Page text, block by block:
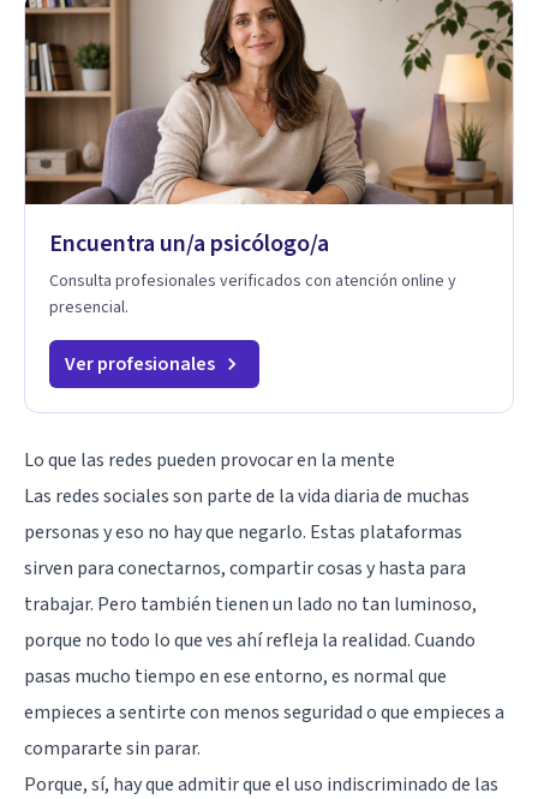
Encuentra un/a psicólogo/a
Consulta profesionales verificados con atención online y
presencial.
Ver profesionales
Lo que las redes pueden provocar en la mente
Las redes sociales son parte de la vida diaria de muchas
personas y eso no hay que negarlo. Estas plataformas
sirven para conectarnos, compartir cosas y hasta para
trabajar. Pero también tienen un lado no tan luminoso,
porque no todo lo que ves ahí refleja la realidad. Cuando
pasas mucho tiempo en ese entorno, es normal que
empieces a sentirte con menos seguridad o que empieces a
compararte sin parar.
Porque, sí, hay que admitir que el uso indiscriminado de las